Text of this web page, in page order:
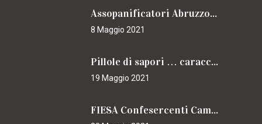
Assopanificatori Abruzzo e Molise insieme per il Cammino
8 Maggio 2021
Pillole di sapori … caracciolini
19 Maggio 2021
FIESA Confesercenti Campania per il Cammino